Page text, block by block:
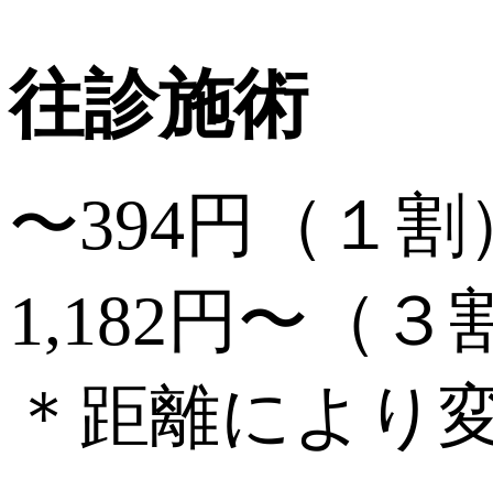
往診施術
〜394円（１割
1,182円〜（３
＊距離により